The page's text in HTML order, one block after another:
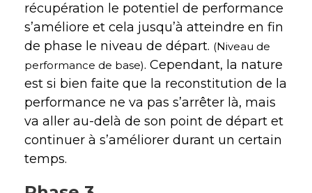
récupération le potentiel de performance
s’améliore et cela jusqu’à atteindre en fin
de phase le niveau de départ. (Niveau de
performance de base). Cependant, la nature
est si bien faite que la reconstitution de la
performance ne va pas s’arrêter là, mais
va aller au-delà de son point de départ et
continuer à s’améliorer durant un certain
temps.